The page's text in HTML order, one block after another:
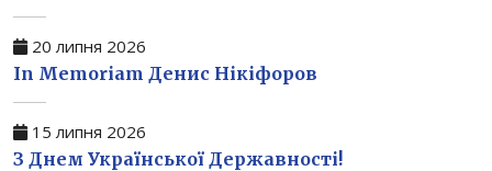
20 липня 2026
In Memoriam Денис Нікіфоров
15 липня 2026
З Днем Української Державності!